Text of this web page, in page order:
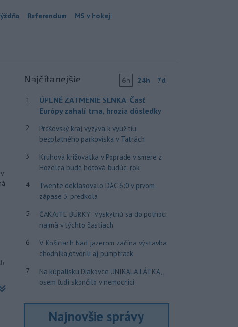
Referendum MS v hokeji
Najčítanejšie 6h 24h 7d
1
ÚPLNÉ ZATMENIE SLNKA: Časť
Európy zahalí tma, hrozia dôsledky
2
Prešovský kraj vyzýva k využitiu
bezplatného parkoviska v Tatrách
3
Kruhová križovatka v Poprade v smere z
Hozelca bude hotová budúci rok
4
Twente deklasovalo DAC 6:0 v prvom
zápase 3. predkola
5
ČAKAJTE BÚRKY: Vyskytnú sa do polnoci
najmä v týchto častiach
6
V Košiciach Nad jazerom začína výstavba
chodníka,otvorili aj pumptrack
7
Na kúpalisku Diakovce UNIKALA LÁTKA,
osem ľudí skončilo v nemocnici
Najnovšie správy